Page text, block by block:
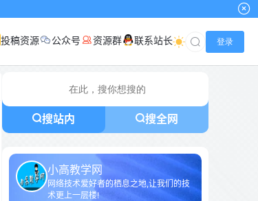
投稿资源 公众号 资源群 联系站长 登录
搜站内 搜全网
小高教学网
网络技术爱好者的栖息之地,让我们的技
术更上一层楼!